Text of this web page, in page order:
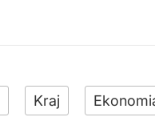
Kraj